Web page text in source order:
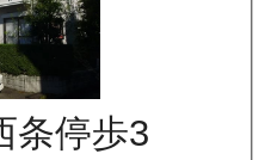
条停歩3